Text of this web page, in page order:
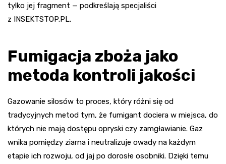
tylko jej fragment — podkreślają specjaliści
z INSEKTSTOP.PL.
Fumigacja zboża jako
metoda kontroli jakości
Gazowanie silosów to proces, który różni się od
tradycyjnych metod tym, że fumigant dociera w miejsca, do
których nie mają dostępu opryski czy zamgławianie. Gaz
wnika pomiędzy ziarna i neutralizuje owady na każdym
etapie ich rozwoju, od jaj po dorosłe osobniki. Dzięki temu